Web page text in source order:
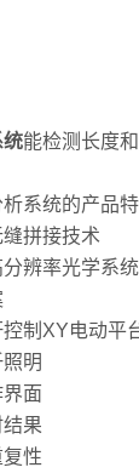
统能检测长度
统的产品特
拼接技术
辨率光学系统
制XY电动平
明
面
果
性